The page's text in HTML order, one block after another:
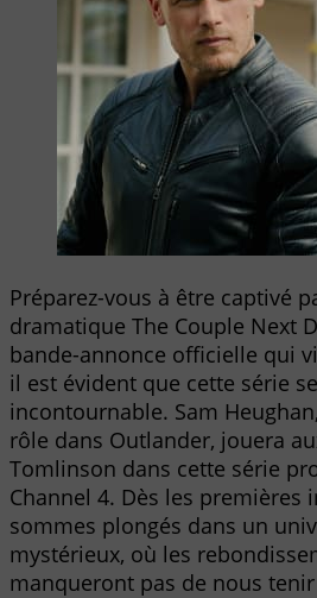
Préparez-vous à être captivé
dramatique The Couple Next
bande-annonce officielle qui
il est évident que cette série
incontournable. Sam
rôle dans Outlander, jouera
Tomlinson dans cette série
Channel 4. Dès les premières
sommes plongés dans un
mystérieux, où les
manqueront pas de nous